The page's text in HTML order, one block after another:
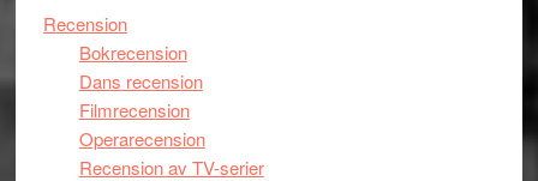
Recension
Bokrecension
Dans recension
Filmrecension
Operarecension
Recension av TV-serier